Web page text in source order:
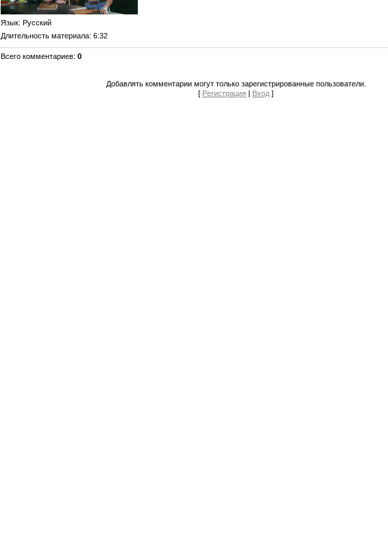
Язык: Русский
Длительность материала: 6:32
Всего комментариев:0
Добавлять комментарии могут только зарегистрированные пользователи.
[ Регистрация | Вход ]